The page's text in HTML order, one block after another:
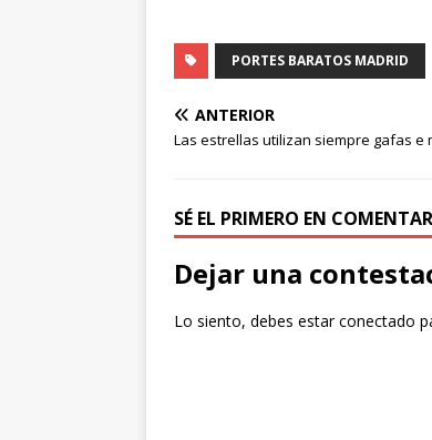
PORTES BARATOS MADRID
ANTERIOR
Las estrellas utilizan siempre gafas e
SÉ EL PRIMERO EN COMENTAR
Dejar una
Lo siento, debes estarconectado